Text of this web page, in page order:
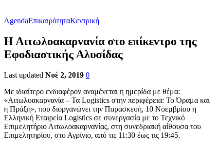
AgendaΕπικαιρότηταΚεντρική
Η Αιτωλοακαρνανία στο επίκεντρο της
Εφοδιαστικής Αλυσίδας
Last updated Νοέ 2, 2019 0
Με ιδιαίτερο ενδιαφέρον αναμένεται η ημερίδα με θέμα:
«Αιτωλοακαρνανία – Τα Logistics στην περιφέρεια: Το Όραμα και
η Πράξη», που διοργανώνει την Παρασκευή, 10 Νοεμβρίου η
Ελληνική Εταιρεία Logistics σε συνεργασία με το Τεχνικό
Επιμελητήριο Αιτωλοακαρνανίας, στη συνεδριακή αίθουσα του
Επιμελητηρίου, στο Αγρίνιο, από τις 11:30 έως τις 19:45.